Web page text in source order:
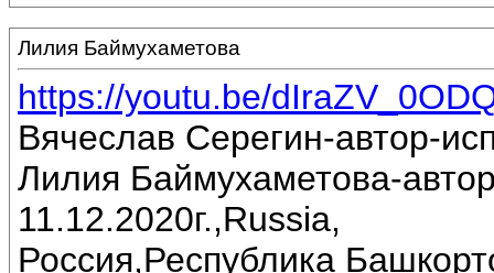
Лилия Баймухаметова
https://youtu.be/
Вячеслав Серегин-автор-
Лилия Баймухаметова-
11.12.2020г.,Russia,
Россия,Республика